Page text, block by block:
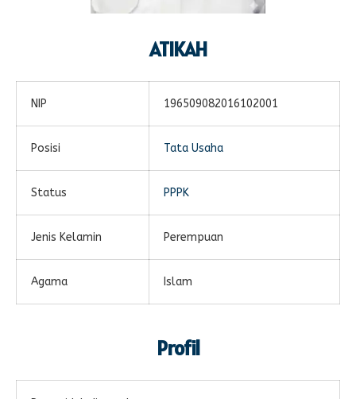
ATIKAH
NIP 196509082016102001
Posisi Tata Usaha
Status PPPK
Jenis Kelamin Perempuan
Agama Islam
Profil